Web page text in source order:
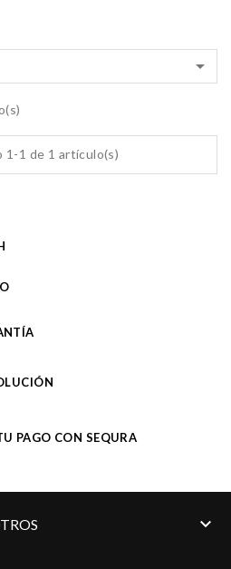

1-1 de 1 artículo(s)
PAGO CON SEQURA
